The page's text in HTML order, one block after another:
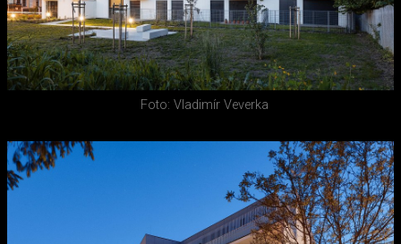
Foto: Vladimír Veverka